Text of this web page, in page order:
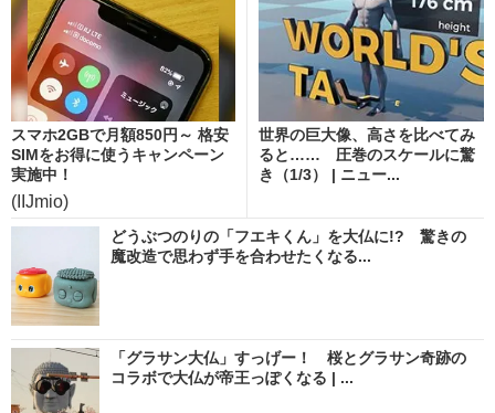
スマホ2GBで月額850円～ 格安
SIMをお得に使うキャンペーン
実施中！
(IIJmio)
世界の巨大像、高さを比べてみ
ると…… 圧巻のスケールに驚
き（1/3） | ニュー...
どうぶつのりの「フエキくん」を大仏に!? 驚きの
魔改造で思わず手を合わせたくなる...
「グラサン大仏」すっげー！ 桜とグラサン奇跡の
コラボで大仏が帝王っぽくなる | ...